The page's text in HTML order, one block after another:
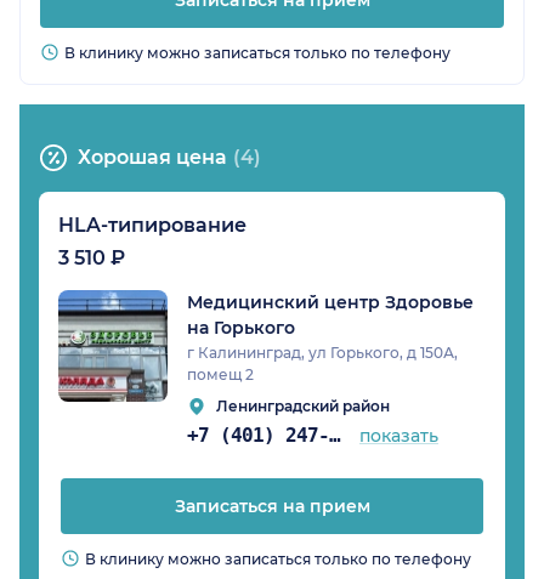
В клинику можно записаться только по телефону
Хорошая цена (4)
HLA-типирование
3 510 ₽
Медицинский центр Здоровье
на Горького
г Калининград, ул Горького, д 150А,
помещ 2
Ленинградский район
+7 (401) 247-04-90 показать
Записаться на прием
В клинику можно записаться только по телефону